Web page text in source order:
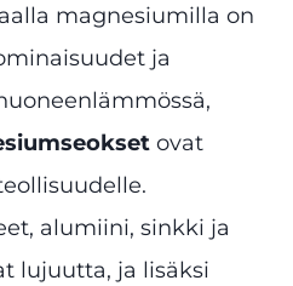
magnesiumilla on
ja
ovat
alumiini, sinkki ja
lujuutta, ja lisäksi